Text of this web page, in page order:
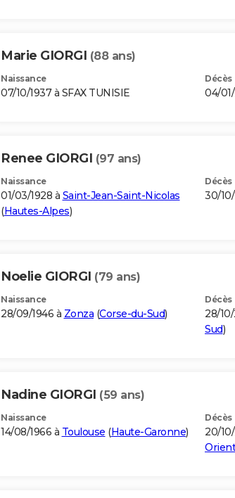
Marie GIORGI (88 ans)
Naissance
07/10/1937 à SFAX TUNISIE
Décès
04/
Renee GIORGI (97 ans)
Naissance
01/03/1928 à Saint-Jean-Saint-Nicolas
(Hautes-Alpes)
Décès
30/
Noelie GIORGI (79 ans)
Naissance
28/09/1946 à Zonza (Corse-du-Sud)
Décès
28/
Sud)
Nadine GIORGI (59 ans)
Naissance
14/08/1966 à Toulouse (Haute-Garonne)
Décès
20/